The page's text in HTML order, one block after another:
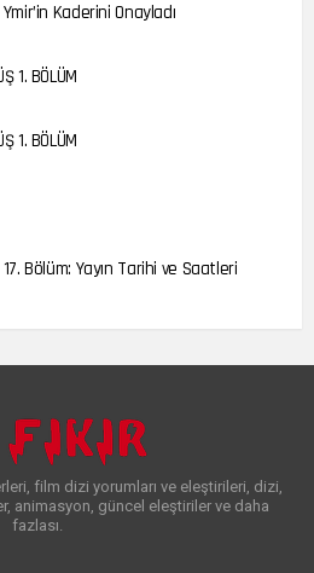
Kaderini Onayladı
1. BÖLÜM
1. BÖLÜM
Bölüm: Yayın Tarihi ve Saatleri
film dizi yorumları ve eleştirileri, dizi,
animasyon, güncel eleştiriler ve daha
fazlası.